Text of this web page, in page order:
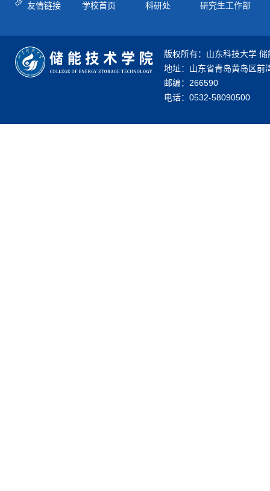
友情链接 学校首页 科研处 研究生工作部
版权所有：山东科技大学
地址：山东省青岛黄岛区前
邮编：266590
电话：0532-58090500